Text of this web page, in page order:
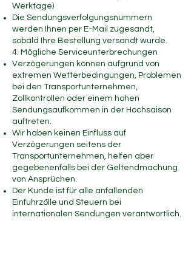
Werktage)
Die Sendungsverfolgungsnummern
werden Ihnen per E-Mail zugesandt,
sobald Ihre Bestellung versandt wurde.
4. Mögliche Serviceunterbrechungen
Verzögerungen können aufgrund von
extremen Wetterbedingungen, Problemen
bei den Transportunternehmen,
Zollkontrollen oder einem hohen
Sendungsaufkommen in der Hochsaison
auftreten.
Wir haben keinen Einfluss auf
Verzögerungen seitens der
Transportunternehmen, helfen aber
gegebenenfalls bei der Geltendmachung
von Ansprüchen.
Der Kunde ist für alle anfallenden
Einfuhrzölle und Steuern bei
internationalen Sendungen verantwortlich.